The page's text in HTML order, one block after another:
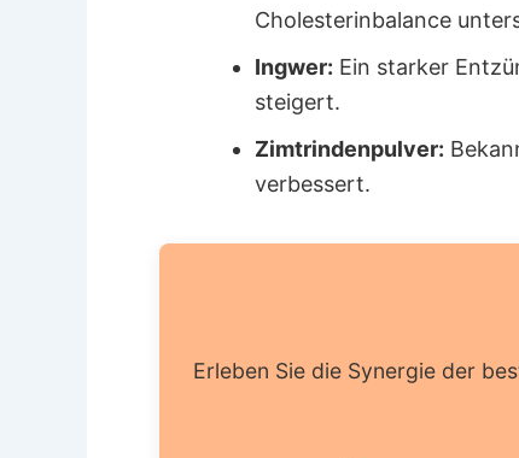
Cholesterinbalance
Ingwer: Ein starker
steigert.
Zimtrindenpulver:
verbessert.
Erleben Sie die Synergie der